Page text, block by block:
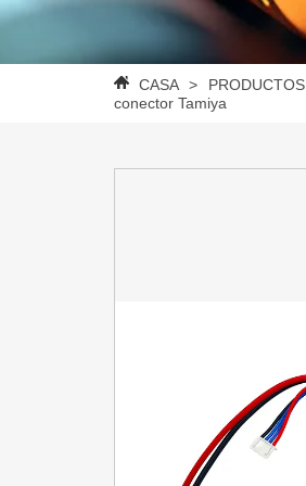
CASA > PRODUCTOS
conector Tamiya